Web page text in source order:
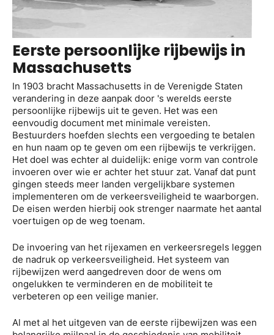
Eerste persoonlijke rijbewijs in
Massachusetts
In 1903 bracht Massachusetts in de Verenigde Staten
verandering in deze aanpak door 's werelds eerste
persoonlijke rijbewijs uit te geven. Het was een
eenvoudig document met minimale vereisten.
Bestuurders hoefden slechts een vergoeding te betalen
en hun naam op te geven om een rijbewijs te verkrijgen.
Het doel was echter al duidelijk: enige vorm van controle
invoeren over wie er achter het stuur zat. Vanaf dat punt
gingen steeds meer landen vergelijkbare systemen
implementeren om de verkeersveiligheid te waarborgen.
De eisen werden hierbij ook strenger naarmate het aantal
voertuigen op de weg toenam.
De invoering van het rijexamen en verkeersregels leggen
de nadruk op verkeersveiligheid. Het systeem van
rijbewijzen werd aangedreven door de wens om
ongelukken te verminderen en de mobiliteit te
verbeteren op een veilige manier.
Al met al het uitgeven van de eerste rijbewijzen was een